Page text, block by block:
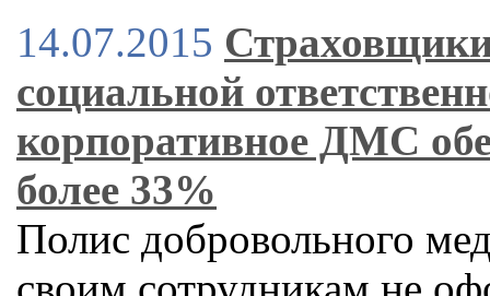
14.07.2015
социальной
корпоративное ДМС
более 33%
Полис добровольного